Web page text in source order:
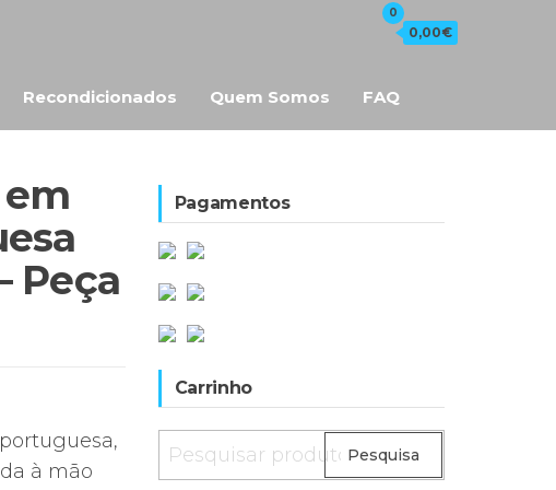
0
0,00€
Recondicionados Quem Somos FAQ
Peça
à mão
Pagamentos
Carrinho
Pesquisar
por:
Pesquisa